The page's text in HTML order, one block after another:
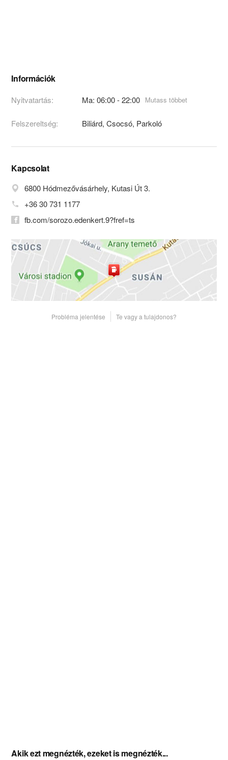
Információk
Nyitvatartás: Ma: 06:00 - 22:00 Mutass többet
Felszereltség: Biliárd, Csocsó, Parkoló
Kapcsolat
6800 Hódmezővásárhely, Kutasi Út 3.
+36 30 731 1177
fb.com/sorozo.edenkert.9?fref=ts
Probléma jelentése Te vagy a tulajdonos?
Akik ezt megnézték, ezeket is megnézték...